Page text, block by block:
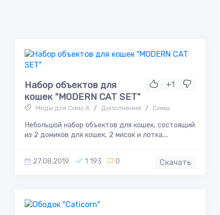
+1
Набор объектов для
кошек "MODERN CAT SET"
Моды для Симс 4 / Дополнения / Симы
Небольшой набор объектов для кошек, состоящий
из 2 домиков для кошек, 2 мисок и лотка....
27.08.2019 1 193 0 Скачать